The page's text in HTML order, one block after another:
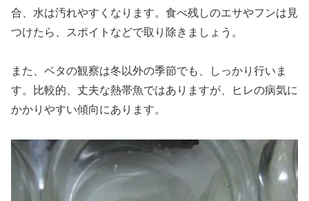
合、水は汚れやすくなります。食べ残しのエサやフンは見
つけたら、スポイトなどで取り除きましょう。
また、ベタの観察は冬以外の季節でも、しっかり行いま
す。比較的、丈夫な熱帯魚ではありますが、ヒレの病気に
かかりやすい傾向にあります。